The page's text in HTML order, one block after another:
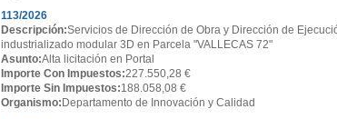
113/2026
Descripción:Servicios de Dirección de Obra y Dirección de
industrializado modular 3D en Parcela "VALLECAS 72"
Asunto:Alta licitación en Portal
Importe Con Impuestos:227.550,28 €
Importe Sin Impuestos:188.058,08 €
Organismo: Departamento de Innovación y Calidad